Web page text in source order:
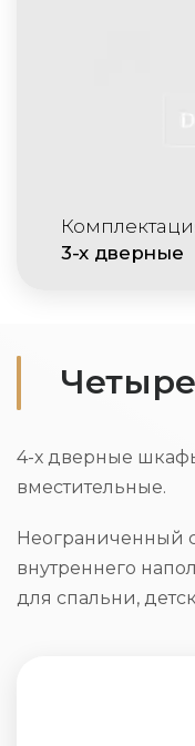
3-х дверные
4-х дверные
вместительные.
Неограниченный
внутреннего
для спальни,